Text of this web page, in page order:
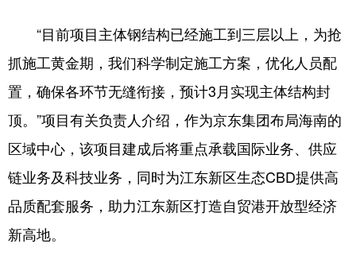
“目前项目主体钢结构已经施工到三层以上，为抢
抓施工黄金期，我们科学制定施工方案，优化人员配
置，确保各环节无缝衔接，预计3月实现主体结构封
顶。”项目有关负责人介绍，作为京东集团布局海南的
区域中心，该项目建成后将重点承载国际业务、供应
链业务及科技业务，同时为江东新区生态CBD提供高
品质配套服务，助力江东新区打造自贸港开放型经济
新高地。